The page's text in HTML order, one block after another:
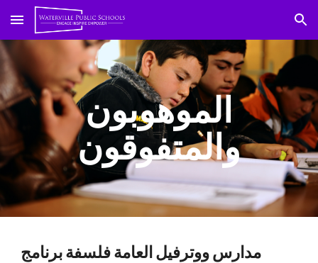
تجاوز إلى المحتوى الرئيسي انتقل إلى التصفح
الموهوبون
والمتفوقون
مدارس ووترفيل العامةفلسفة برنامج